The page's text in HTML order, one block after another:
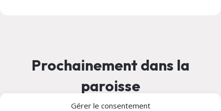
Gérer le consentement
Prochainement dans la
paroisse